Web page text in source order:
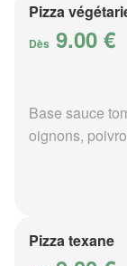
Pizza
Dès 9.00 €
Base sauce
oignons,
Pizza texane